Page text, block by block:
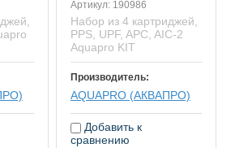
Артикул:190986
Набор из 4 картриджей,
PPS, UPF, APC, AIC-2
Aquapro KIT
Производитель:
AQUAPRO (АКВАПРО)
Добавить к
сравнению